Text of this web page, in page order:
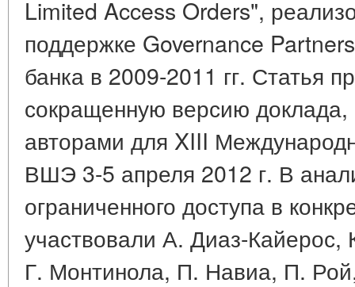
Limited Access Orders",
поддержке Governance
банка в 2009-2011 гг. Статья
сокращенную версию доклада,
авторами для XIII
ВШЭ 3-5 апреля 2012 г. В
ограниченного доступа в
участвовали А. Диаз-
Г. Монтинола, П. Навиа, П.